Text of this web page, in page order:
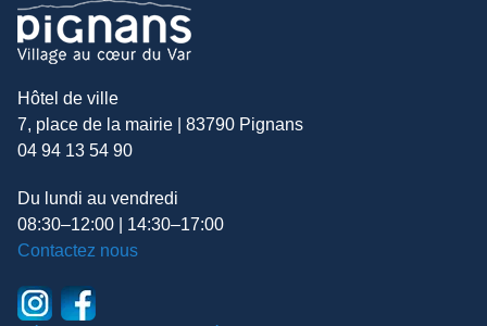
Hôtel de ville
7, place de la mairie | 83790 Pignans
04 94 13 54 90
Du lundi au vendredi
08:30–12:00 | 14:30–17:00
Contactez nous